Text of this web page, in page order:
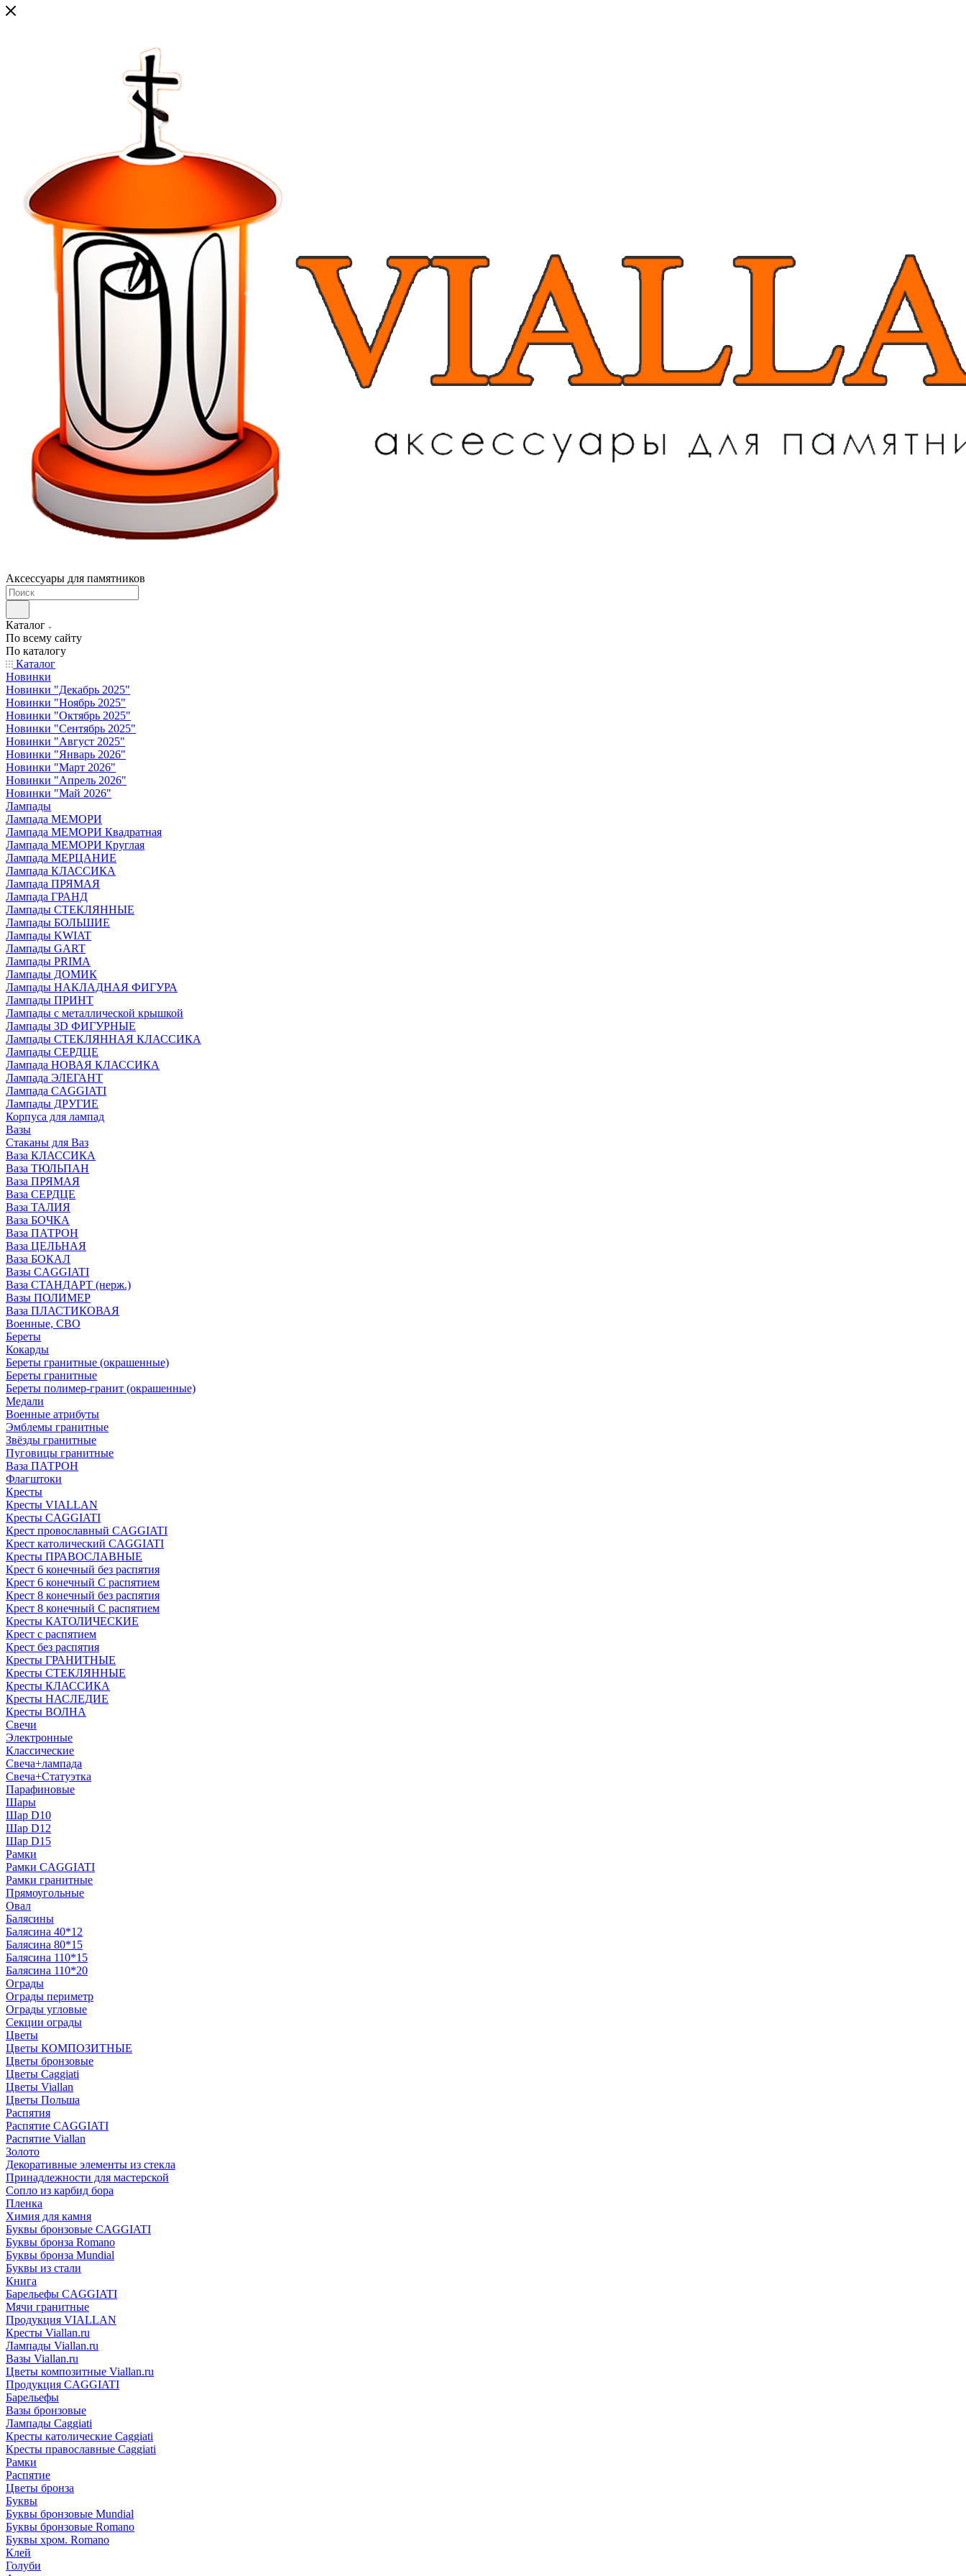
Аксессуары для памятников
Каталог
По всему сайту
По каталогу
Каталог
Новинки
Новинки "Декабрь 2025"
Новинки "Ноябрь 2025"
Новинки "Октябрь 2025"
Новинки "Сентябрь 2025"
Новинки "Август 2025"
Новинки "Январь 2026"
Новинки "Март 2026"
Новинки "Апрель 2026"
Новинки "Май 2026"
Лампады
Лампада МЕМОРИ
Лампада МЕМОРИ Квадратная
Лампада МЕМОРИ Круглая
Лампада МЕРЦАНИЕ
Лампада КЛАССИКА
Лампада ПРЯМАЯ
Лампада ГРАНД
Лампады СТЕКЛЯННЫЕ
Лампады БОЛЬШИЕ
Лампады KWIAT
Лампады GART
Лампады PRIMA
Лампады ДОМИК
Лампады НАКЛАДНАЯ ФИГУРА
Лампады ПРИНТ
Лампады с металлической крышкой
Лампады 3D ФИГУРНЫЕ
Лампады СТЕКЛЯННАЯ КЛАССИКА
Лампады СЕРДЦЕ
Лампада НОВАЯ КЛАССИКА
Лампада ЭЛЕГАНТ
Лампада CAGGIATI
Лампады ДРУГИЕ
Корпуса для лампад
Вазы
Стаканы для Ваз
Ваза КЛАССИКА
Ваза ТЮЛЬПАН
Ваза ПРЯМАЯ
Ваза СЕРДЦЕ
Ваза ТАЛИЯ
Ваза БОЧКА
Ваза ПАТРОН
Ваза ЦЕЛЬНАЯ
Ваза БОКАЛ
Вазы CAGGIATI
Ваза СТАНДАРТ (нерж.)
Вазы ПОЛИМЕР
Ваза ПЛАСТИКОВАЯ
Военные, СВО
Береты
Кокарды
Береты гранитные (окрашенные)
Береты гранитные
Береты полимер-гранит (окрашенные)
Медали
Военные атрибуты
Эмблемы гранитные
Звёзды гранитные
Пуговицы гранитные
Ваза ПАТРОН
Флагштоки
Кресты
Кресты VIALLAN
Кресты CAGGIATI
Крест провославный CAGGIATI
Крест католический CAGGIATI
Кресты ПРАВОСЛАВНЫЕ
Крест 6 конечный без распятия
Крест 6 конечный С распятием
Крест 8 конечный без распятия
Крест 8 конечный С распятием
Кресты КАТОЛИЧЕСКИЕ
Крест с распятием
Крест без распятия
Кресты ГРАНИТНЫЕ
Кресты СТЕКЛЯННЫЕ
Кресты КЛАССИКА
Кресты НАСЛЕДИЕ
Кресты ВОЛНА
Свечи
Электронные
Классические
Свеча+лампада
Свеча+Статуэтка
Парафиновые
Шары
Шар D10
Шар D12
Шар D15
Рамки
Рамки CAGGIATI
Рамки гранитные
Прямоугольные
Овал
Балясины
Балясина 40*12
Балясина 80*15
Балясина 110*15
Балясина 110*20
Ограды
Ограды периметр
Ограды угловые
Секции ограды
Цветы
Цветы КОМПОЗИТНЫЕ
Цветы бронзовые
Цветы Caggiati
Цветы Viallan
Цветы Польша
Распятия
Распятие CAGGIATI
Распятие Viallan
Золото
Декоративные элементы из стекла
Принадлежности для мастерской
Сопло из карбид бора
Пленка
Химия для камня
Буквы бронзовые CAGGIATI
Буквы бронза Romano
Буквы бронза Mundial
Буквы из стали
Книга
Барельефы CAGGIATI
Мячи гранитные
Продукция VIALLAN
Кресты Viallan.ru
Лампады Viallan.ru
Вазы Viallan.ru
Цветы композитные Viallan.ru
Продукция CAGGIATI
Барельефы
Вазы бронзовые
Лампады Caggiati
Кресты католические Caggiati
Кресты православные Caggiati
Рамки
Распятие
Цветы бронза
Буквы
Буквы бронзовые Mundial
Буквы бронзовые Romano
Буквы хром. Romano
Клей
Голуби